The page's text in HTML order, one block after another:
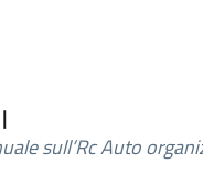
|
sull’Rc Auto